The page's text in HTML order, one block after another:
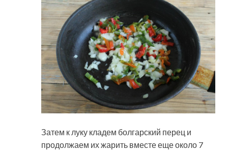
Затем к луку кладем болгарский перец и
продолжаем их жарить вместе еще около 7